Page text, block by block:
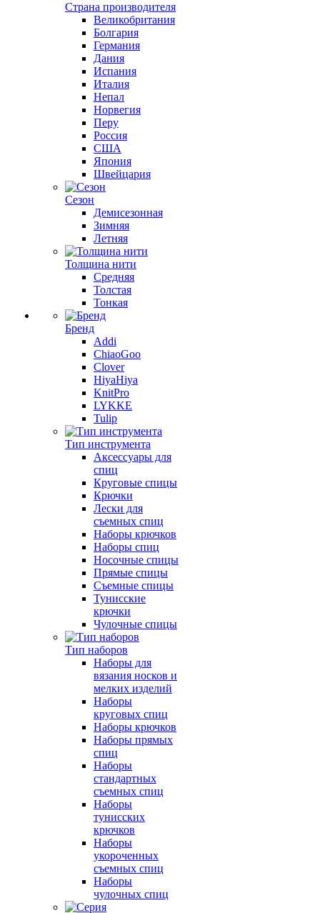
Страна производителя
Великобритания
Болгария
Германия
Дания
Испания
Италия
Непал
Норвегия
Перу
Россия
США
Япония
Швейцария
Сезон
Демисезонная
Зимняя
Летняя
Толщина нити
Средняя
Толстая
Тонкая
Бренд
Addi
ChiaoGoo
Clover
HiyaHiya
KnitPro
LYKKE
Tulip
Тип инструмента
Аксессуары для
спиц
Круговые спицы
Крючки
Лески для
съемных спиц
Наборы крючков
Наборы спиц
Носочные спицы
Прямые спицы
Съемные спицы
Тунисские
крючки
Чулочные спицы
Тип наборов
Наборы для
вязания носков и
мелких изделий
Наборы
круговых спиц
Наборы крючков
Наборы прямых
спиц
Наборы
стандартных
съемных спиц
Наборы
тунисских
крючков
Наборы
укороченных
съемных спиц
Наборы
чулочных спиц